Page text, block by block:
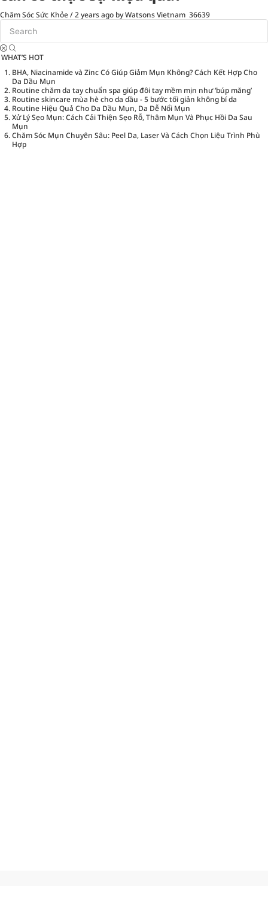
Chăm Sóc Sức Khỏe/2 years ago by Watsons Vietnam 36639
WHAT’S HOT
BHA, Niacinamide và Zinc Có Giúp Giảm Mụn Không? Cách Kết Hợp Cho
Da Dầu Mụn
Routine chăm da tay chuẩn spa giúp đôi tay mềm mịn như ‘búp măng’
Routine skincare mùa hè cho da dầu - 5 bước tối giản không bí da
Routine Hiệu Quả Cho Da Dầu Mụn, Da Dễ Nổi Mụn
Xử Lý Sẹo Mụn: Cách Cải Thiện Sẹo Rỗ, Thâm Mụn Và Phục Hồi Da Sau
Mụn
Chăm Sóc Mụn Chuyên Sâu: Peel Da, Laser Và Cách Chọn Liệu Trình Phù
Hợp